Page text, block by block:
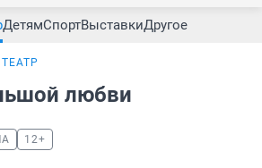
ДетямСпортВыставкиДругое
ТЕАТР
любви
12+